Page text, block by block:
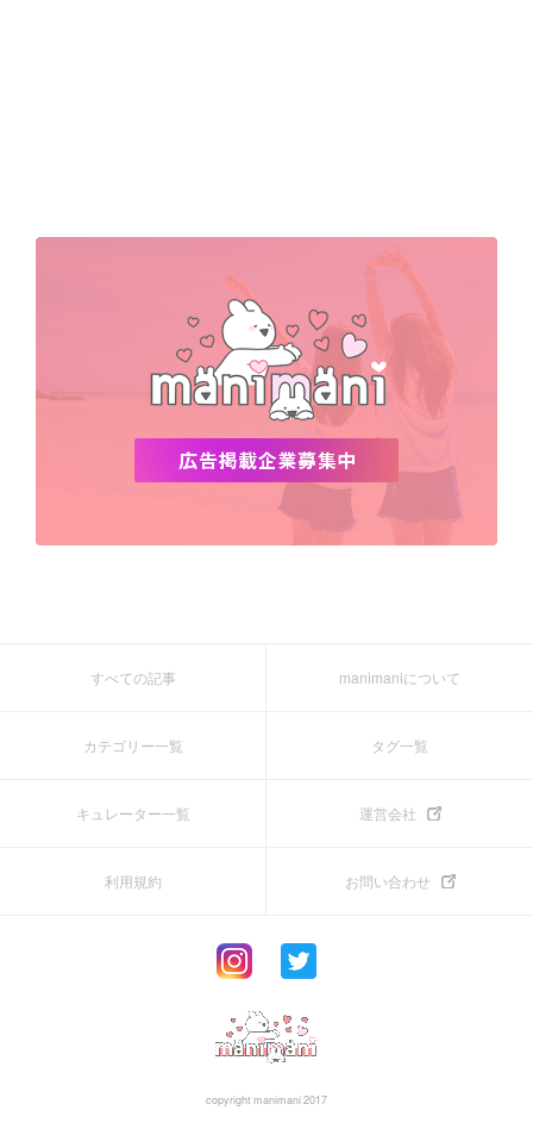
すべての記事 manimaniについて
カテゴリー一覧 タグ一覧
キュレーター一覧 運営会社
利用規約 お問い合わせ
copyright manimani 2017